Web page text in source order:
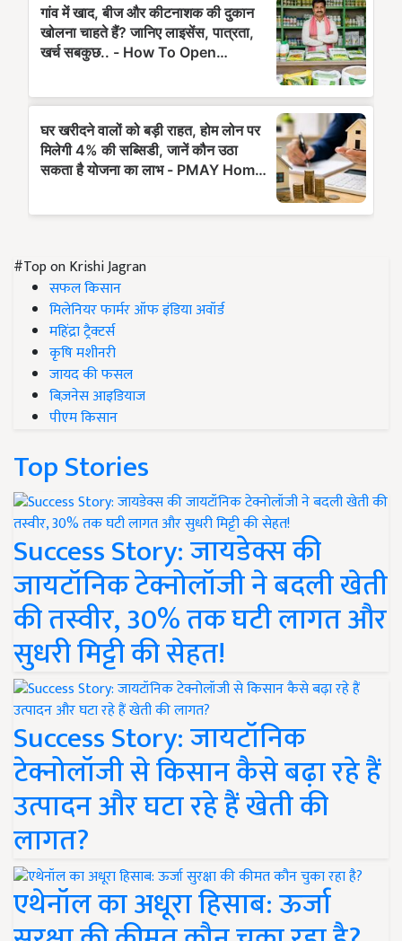
#Top on Krishi Jagran
सफल किसान
मिलेनियर फार्मर ऑफ इंडिया अवॉर्ड
महिंद्रा ट्रैक्टर्स
कृषि मशीनरी
जायद की फसल
बिज़नेस आइडियाज
पीएम किसान
Top Stories
Success Story: जायडेक्स की
जायटॉनिक टेक्नोलॉजी ने बदली खेती
की तस्वीर, 30% तक घटी लागत और
सुधरी मिट्टी की सेहत!
Success Story: जायटॉनिक
टेक्नोलॉजी से किसान कैसे बढ़ा रहे हैं
उत्पादन और घटा रहे हैं खेती की
लागत?
एथेनॉल का अधूरा हिसाब: ऊर्जा